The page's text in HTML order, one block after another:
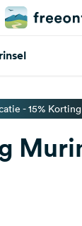
- 15% Korting